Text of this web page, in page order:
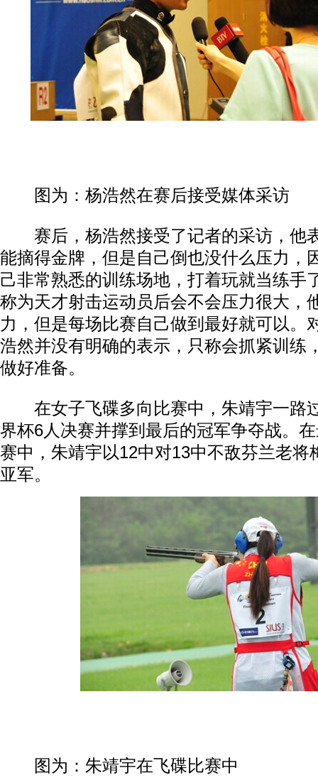
图为：杨浩然在赛后接受媒体采访
赛后，杨浩然接受了记者的采访，他
能摘得金牌，但是自己倒也没什么压力，
己非常熟悉的训练场地，打着玩就当练手
称为天才射击运动员后会不会压力很大，
力，但是每场比赛自己做到最好就可以。
浩然并没有明确的表示，只称会抓紧训练
做好准备。
在女子飞碟多向比赛中，朱靖宇一路
界杯6人决赛并撑到最后的冠军争夺战。
赛中，朱靖宇以12中对13中不敌芬兰老将
亚军。
图为：朱靖宇在飞碟比赛中